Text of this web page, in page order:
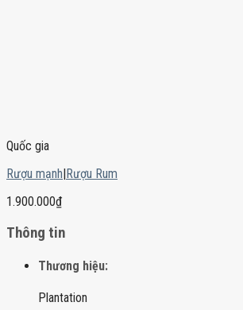
Quốc gia
Rượu mạnh|Rượu Rum
1.900.000₫
Thông tin
Thương hiệu:
Plantation